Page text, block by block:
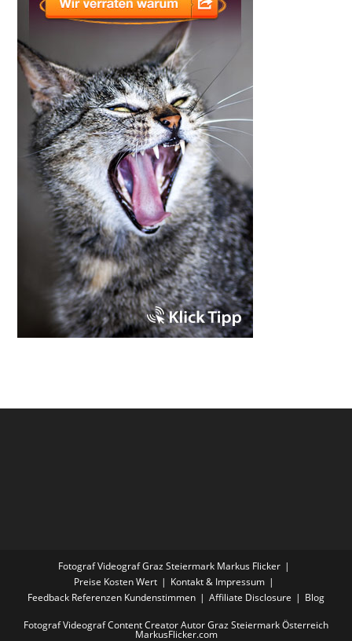
Fotograf Videograf Graz Steiermark Markus Flicker
Preise Kosten Wert
Kontakt & Impressum
Feedback Referenzen Kundenstimmen
Affiliate Disclosure Blog
Fotograf Videograf Content Creator Autor Graz Steiermark Österreich
MarkusFlicker.com